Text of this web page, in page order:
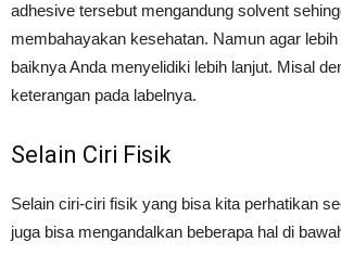
adhesive tersebut mengandung solvent
membahayakan kesehatan. Namun agar
baiknya Anda menyelidiki lebih lanjut. Misal
keterangan pada labelnya.
Selain Ciri Fisik
Selain ciri-ciri fisik yang bisa kita perhatikan
juga bisa mengandalkan beberapa hal di